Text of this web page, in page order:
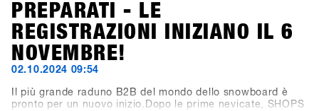
PREPARATI - LE
REGISTRAZIONI INIZIANO IL 6
NOVEMBRE!
02.10.2024 09:54
Il più grande raduno B2B del mondo dello snowboard è
pronto per un nuovo inizio.Dopo le prime nevicate, SHOPS